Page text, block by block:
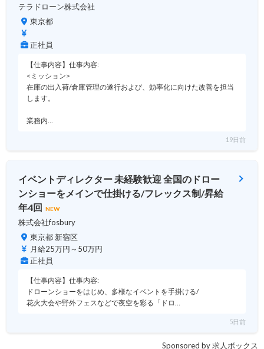
テラドローン株式会社
東京都
正社員
【仕事内容】仕事内容:
<ミッション>
在庫の出入荷/倉庫管理の遂行および、効率化に向けた改善を担当
します。
業務内…
19日前
イベントディレクター 未経験歓迎 全国のドロー
ンショーをメインで仕掛ける/フレックス制/昇給
年4回 NEW
株式会社fosbury
東京都 新宿区
月給25万円～50万円
正社員
【仕事内容】仕事内容:
ドローンショーをはじめ、多様なイベントを手掛ける/
花火大会や野外フェスなどで夜空を彩る「ドロ…
5日前
Sponsored by 求人ボックス